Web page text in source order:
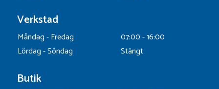
Verkstad
Måndag - Fredag
07:00 - 16:00
Lördag - Söndag
Stängt
Butik